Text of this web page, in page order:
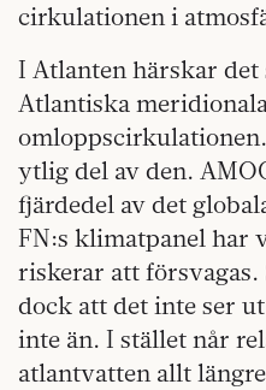
cirkulationen i
I Atlanten härskar det
Atlantiska
ytlig del av den.
fjärdedel av det
FN:s klimatpanel har
riskerar att
dock att det inte ser
inte än. I stället når
atlantvatten allt